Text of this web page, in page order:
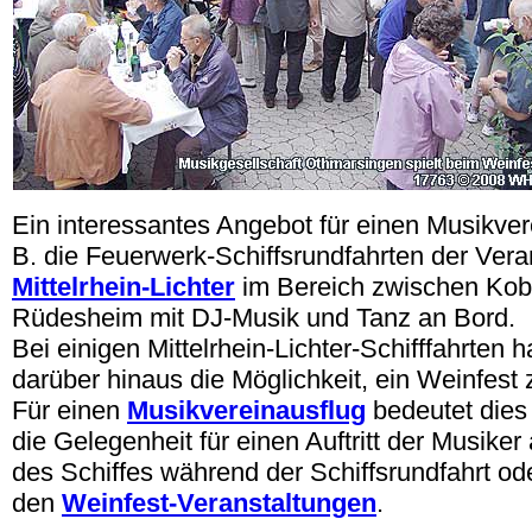
Ein interessantes Angebot für einen
B. die Feuerwerk-Schiffsrundfahrten der
Mittelrhein-Lichter im Bereich zwischen
Rüdesheim mit DJ-Musik und Tanz an Bord.
Bei einigen Mittelrhein-Lichter-Schifffahrten
darüber hinaus die Möglichkeit, ein Weinfest
Für einen Musikvereinausflug bedeutet
die Gelegenheit für einen Auftritt der Musiker
des Schiffes während der Schiffsrundfahrt
den Weinfest-Veranstaltungen.